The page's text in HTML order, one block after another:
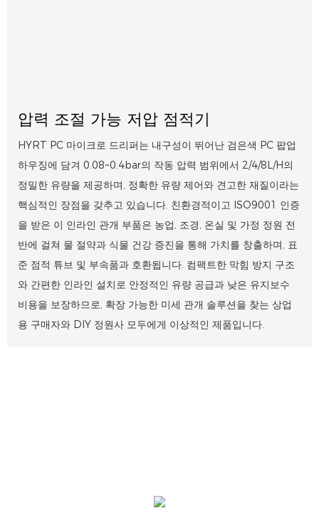
압력 조절 가능 저압 점적기
HYRT PC 마이크로 드리퍼는 내구성이 뛰어난 검은색 PC 팝업
하우징에 담겨 0.08~0.4bar의 작동 압력 범위에서 2/4/8L/H의
정밀한 유량을 제공하며, 정확한 유량 제어와 견고한 재질이라는
핵심적인 장점을 갖추고 있습니다. 친환경적이고 ISO9001 인증
을 받은 이 인라인 관개 부품은 농업, 조경, 온실 및 가정 정원 전
반에 걸쳐 물 절약과 식물 건강 증진을 통해 가치를 창출하며, 표
준 점적 튜브 및 부속품과 호환됩니다. 컴팩트한 막힘 방지 구조
와 간편한 인라인 설치로 안정적인 유량 공급과 낮은 유지보수
비용을 보장하므로, 확장 가능한 미세 관개 솔루션을 찾는 상업
용 구매자와 DIY 정원사 모두에게 이상적인 제품입니다.